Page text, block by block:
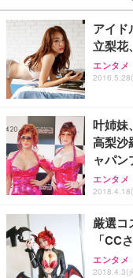
アイ
立梨花
エンタメ
叶姉妹
高梨沙
ャパン
エンタメ
厳選コ
「CC
エンタメ
2018.4.3(